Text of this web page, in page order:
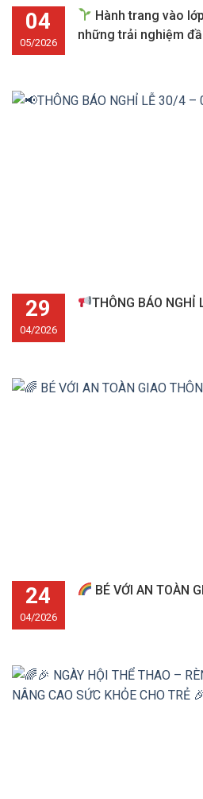
04
05/2026
Hành trang vào
những trải nghiệm
29
04/2026
THÔNG BÁO
24
04/2026
BÉ VỚI AN TOÀN